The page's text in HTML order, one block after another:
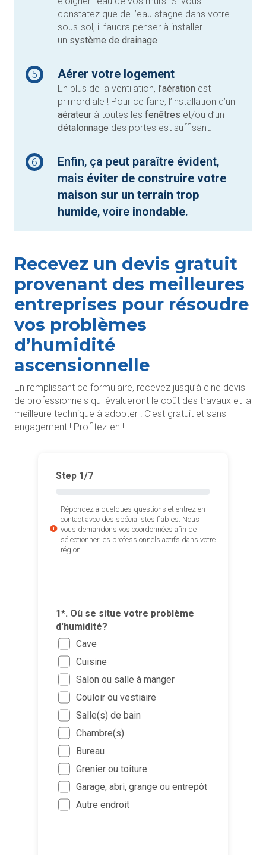
constatez que de l’eau stagne dans votre
sous-sol, il faudra penser à installer
un système de drainage
5 Aérer votre logement
En plus de la ventilation, l’aération est
primordiale ! Pour ce faire, l’installation d’un
aérateur à toutes lesfenêtres et/ou d’un
détalonnage des portes est suffisant.
6
Enfin, ça peut paraître évident,
mais éviter de construire votre
maison sur un terrain trop
humide, voire inondable.
Recevez un devis gratuit
provenant des meilleures
entreprises pour résoudre
vos problèmes
d’humidité
ascensionnelle
En remplissant ce formulaire, recevez jusqu’à cinq devis
de professionnels qui évalueront le coût des travaux et la
meilleure technique à adopter ! C’est gratuit et sans
engagement ! Profitez-en !
Step 1/7
Répondez à quelques questions et entrez en
contact avec des spécialistes fiables. Nous
vous demandons vos coordonnées afin de
sélectionner les professionnels actifs dans votre
région.
1*. Où se situe votre problème
d'humidité?
Cave
Cuisine
Salon ou salle à manger
Couloir ou vestiaire
Salle(s) de bain
Chambre(s)
Bureau
Grenier ou toiture
Garage, abri, grange ou entrepôt
Autre endroit